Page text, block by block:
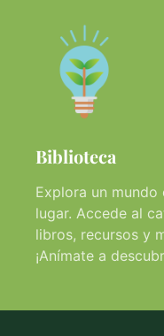
Biblioteca
Explora un
lugar. Accede al
libros, recursos y
¡Anímate a